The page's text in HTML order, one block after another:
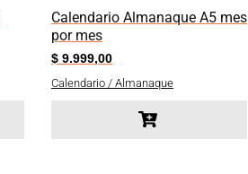
Calendario Almanaque A5 mes
por mes
$ 9.999,00
Calendario / Almanaque